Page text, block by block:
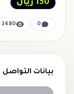
150 ريال
0
2480
بيانات التواصل